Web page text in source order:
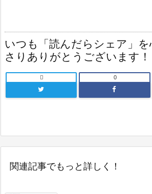
いつも「読んだらシェア」
さりありがとうございます！
 0
関連記事でもっと詳しく！